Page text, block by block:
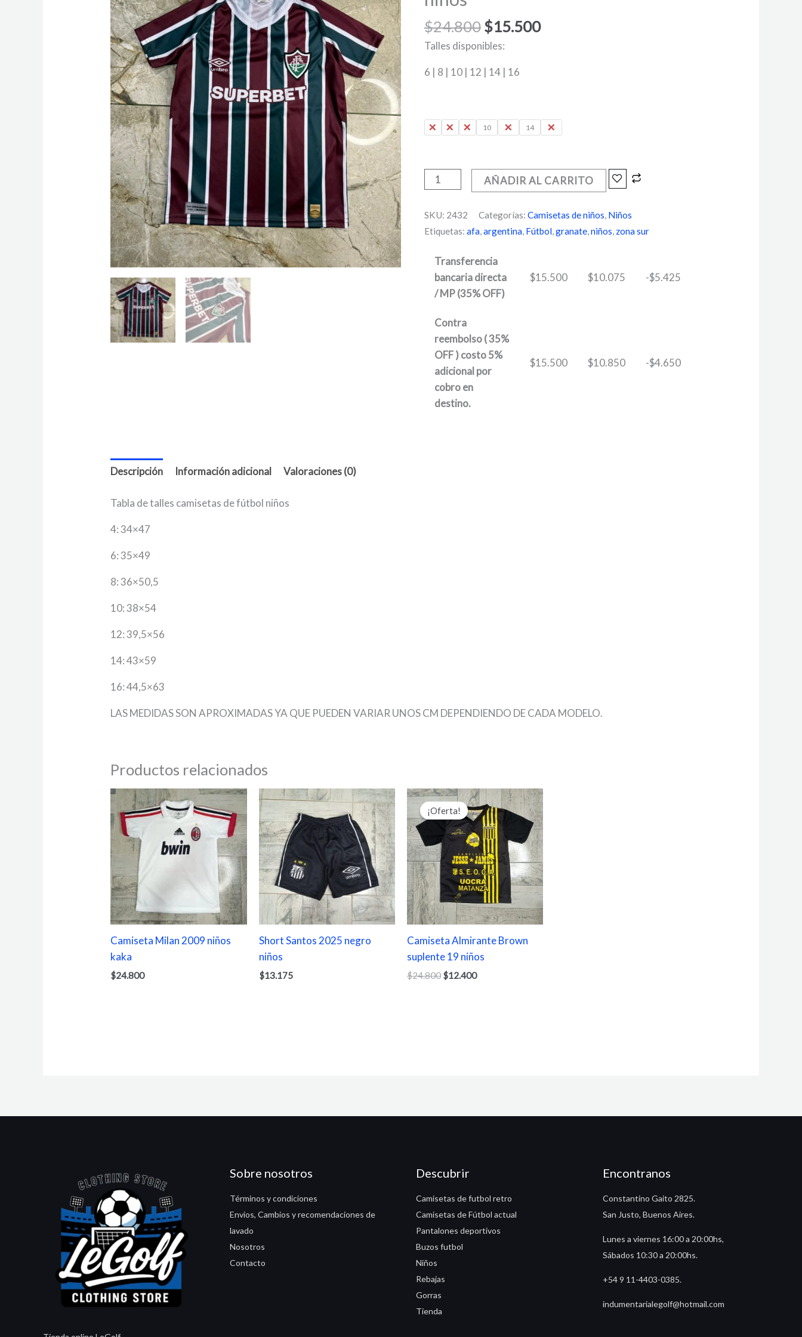
$24.800 $24.800.
$15.500$15.500.
Talles disponibles:
6 | 8 | 10 | 12 | 14 | 16
4 6 8 10 12 14 16
niños
cantidad
AÑADIR AL CARRITO
SKU: 2432 Categorías: Camisetas de niños Niños
Etiquetas: afa, argentina, Fútbol, granate, niños zona sur
Transferencia
bancaria directa
/ MP (35% OFF)
$15.500 $10.075 -$5.425
Contra
reembolso ( 35%
OFF ) costo 5%
adicional por
cobro en
destino.
$15.500 $10.850 -$4.650
Descripción Información adicional Valoraciones (0)
Tabla de talles camisetas de fútbol niños
4: 34×47
6: 35×49
8: 36×50,5
10: 38×54
12: 39,5×56
14: 43×59
16: 44,5×63
LAS MEDIDAS SON APROXIMADAS YA QUE PUEDEN VARIAR UNOS CM DEPENDIENDO DE CADA MODELO.
Productos relacionados
Camiseta Milan 2009 niños
kaka
$24.800
Short Santos 2025 negro
niños
$13.175
¡Oferta!
¡Oferta!
Camiseta Almirante Brown
suplente 19 niños
$24.800
El
precio
original
era:
$24.800.
$12.400
El
precio
actual
es:
$12.400.
Sobre nosotros
Términos y condiciones
Envios, Cambios y recomendaciones de
lavado
Nosotros
Contacto
Descubrir
Camisetas de futbol retro
Camisetas de Fútbol actual
Pantalones deportivos
Buzos futbol
Niños
Rebajas
Gorras
Tienda
Encontranos
Constantino Gaito 2825.
San Justo, Buenos Aires.
Lunes a viernes 16:00 a 20:00hs,
Sábados 10:30 a 20:00hs.
+54 9 11-4403-0385.
indumentarialegolf@hotmail.com